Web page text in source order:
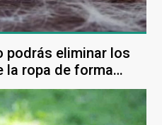
podrás eliminar los
la ropa de forma